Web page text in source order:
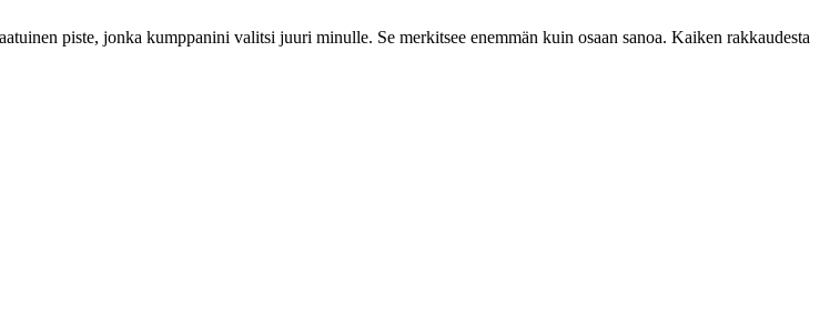
piste, jonka kumppanini valitsi juuri minulle. Se merkitsee enemmän kuin osaan sanoa. Kaiken rakkaudesta